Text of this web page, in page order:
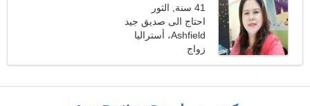
41 سنة, الثور
احتاج الى صديق جيد
للرومانسية
Ashfield، أستراليا
زواج